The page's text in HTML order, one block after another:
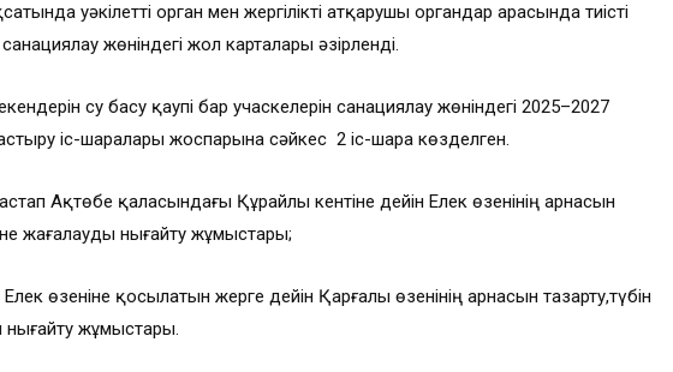
уәкілетті орган мен жергілікті атқарушы органдар арасында тиісті
жөніндегі жол карталары әзірленді.
су басу қаупі бар учаскелерін санациялау жөніндегі 2025–2027
іс-шаралары жоспарына сәйкес 2 іс-шара көзделген.
Ақтөбе қаласындағы Құрайлы кентіне дейін Елек өзенінің арнасын
жағалауды нығайту жұмыстары;
өзеніне қосылатын жерге дейін Қарғалы өзенінің арнасын тазарту,түбін
нығайту жұмыстары.